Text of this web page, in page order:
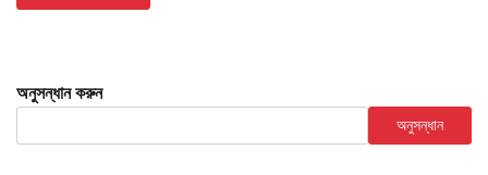
অনুসন্ধান করুন
অনুসন্ধান